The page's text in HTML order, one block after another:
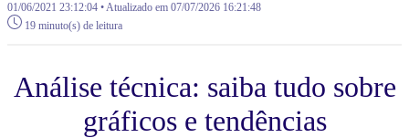
01/06/2021 23:12:04 • Atualizado em 07/07/2026 16:21:48
19 minuto(s) de leitura
Análise técnica: saiba tudo sobre
gráficos e tendências